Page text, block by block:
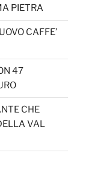
PIETRA
CAFFE’
47
CHE
VAL